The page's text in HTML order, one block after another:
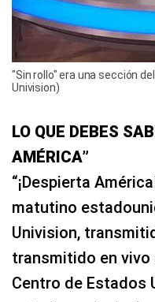
"Sin rollo" era una sección
Univision)
LO QUE DEBES
AMÉRICA”
“¡Despierta
matutino
Univision,
transmitido en vivo
Centro de Estados